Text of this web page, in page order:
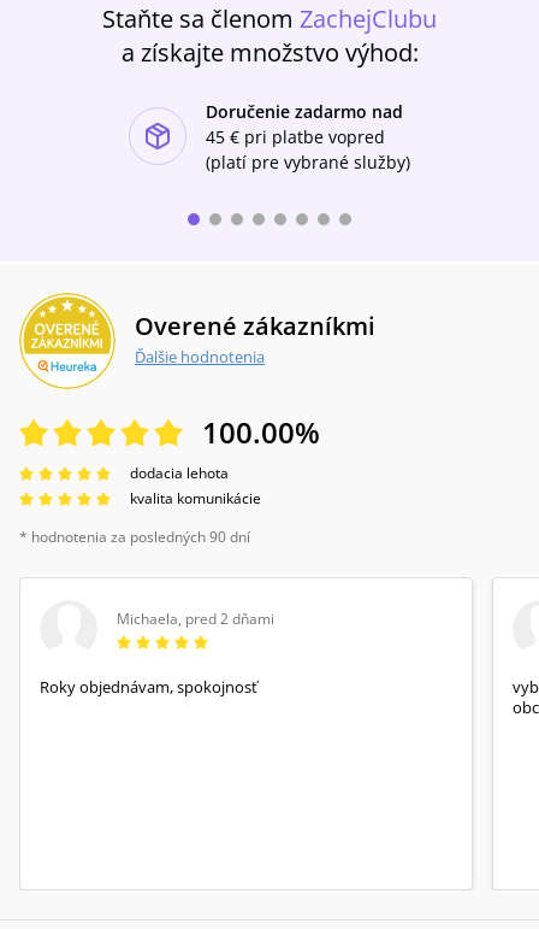
Staňte sa členom ZachejClubu
a získajte množstvo výhod:
Doručenie zadarmo nad
45 € pri platbe vopred
(platí pre vybrané služby)
Overené zákazníkmi
Ďalšie hodnotenia
100.00%
dodacia lehota
kvalita komunikácie
* hodnotenia za posledných 90 dní
Michaela, pred 2 dňami
Roky objednávam, spokojnosť